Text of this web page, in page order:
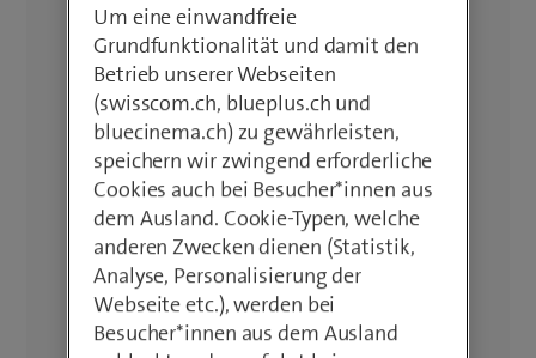
Um eine einwandfreie
Grundfunktionalität und damit den
Betrieb unserer Webseiten
(swisscom.ch, blueplus.ch und
bluecinema.ch) zu gewährleisten,
speichern wir zwingend erforderliche
Cookies auch bei Besucher*innen aus
dem Ausland. Cookie-Typen, welche
anderen Zwecken dienen (Statistik,
Analyse, Personalisierung der
Webseite etc.), werden bei
Besucher*innen aus dem Ausland